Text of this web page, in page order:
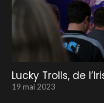
Lucky Trolls, de
19 mai 2023